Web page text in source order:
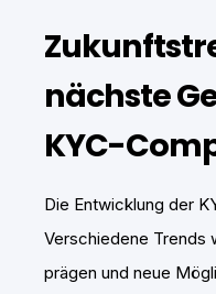
nächste
KYC-
Die Entwicklung der
Verschiedene Trends
prägen und neue